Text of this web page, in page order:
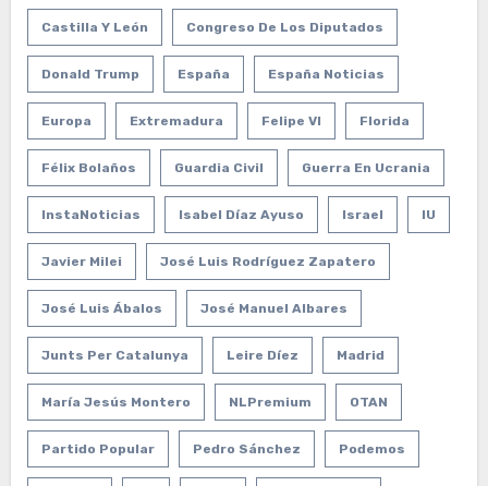
Castilla Y León Congreso De Los Diputados
Donald Trump España España Noticias
Europa Extremadura Felipe VI Florida
Félix Bolaños Guardia Civil Guerra En Ucrania
InstaNoticias Isabel Díaz Ayuso Israel IU
Javier Milei José Luis Rodríguez Zapatero
José Luis Ábalos José Manuel Albares
Junts Per Catalunya Leire Díez Madrid
María Jesús Montero NLPremium OTAN
Partido Popular Pedro Sánchez Podemos